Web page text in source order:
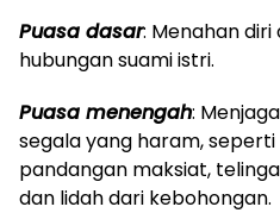
Puasa dasar: Menahan
hubungan suami istri.
Puasa menengah:
segala yang haram,
pandangan maksiat,
dan lidah dari kebohongan.